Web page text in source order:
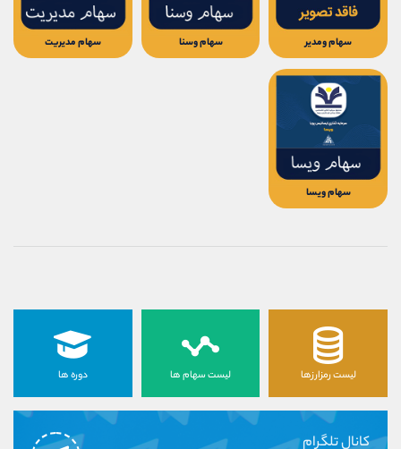
سهام ومدیر سهام وسنا سهام مدیریت
سهام ویسا
لیست رمزارزها لیست سهام ها دوره ها
کانال تلگرام